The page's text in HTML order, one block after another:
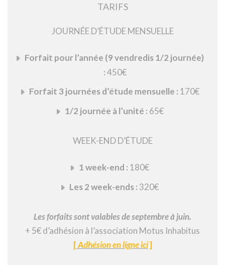
TARIFS
JOURNÉE D’ÉTUDE MENSUELLE
Forfait pour l’année (9 vendredis 1/2 journée)
:450€
Forfait 3 journées d’étude mensuelle : 170€
1/2 journée à l’unité : 65€
WEEK-END D’ÉTUDE
1 week-end : 180€
Les 2 week-ends :320€
Les forfaits sont valables de septembre à juin.
+ 5€ d’adhésion à l’association Motus Inhabitus
[Adhésion en ligne ici]